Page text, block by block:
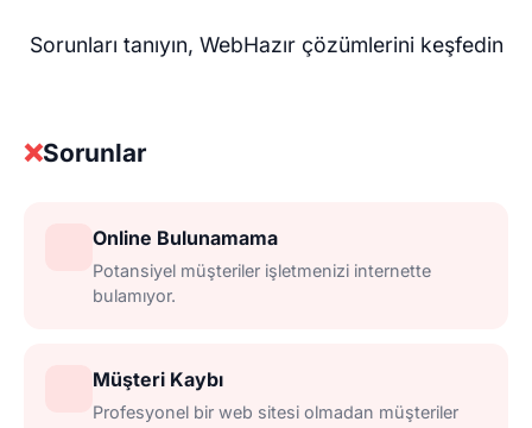
Sorunları tanıyın, WebHazır çözümlerini keşfedin
❌Sorunlar
Online Bulunamama
Potansiyel müşteriler işletmenizi internette
bulamıyor.
Müşteri Kaybı
Profesyonel bir web sitesi olmadan müşteriler